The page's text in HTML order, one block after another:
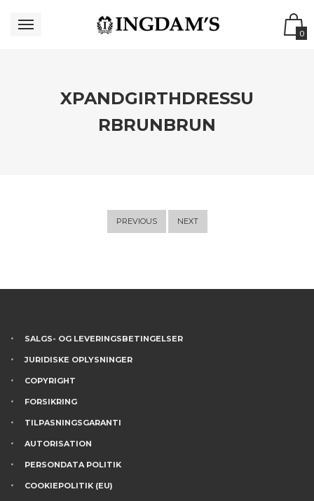
0
XPANDGIRTHDRESSU
RBRUNBRUN
PREVIOUS NEXT
SALGS- OG LEVERINGSBETINGELSER
JURIDISKE OPLYSNINGER
COPYRIGHT
FORSIKRING
TILPASNINGSGARANTI
AUTORISATION
PERSONDATA POLITIK
COOKIEPOLITIK (EU)